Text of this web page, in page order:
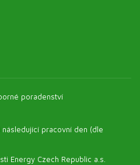
poradenství
pracovní den (dle
Energy Czech Republic a.s.